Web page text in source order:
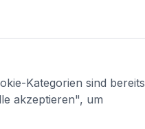
Kategorien sind bereits
akzeptieren", um